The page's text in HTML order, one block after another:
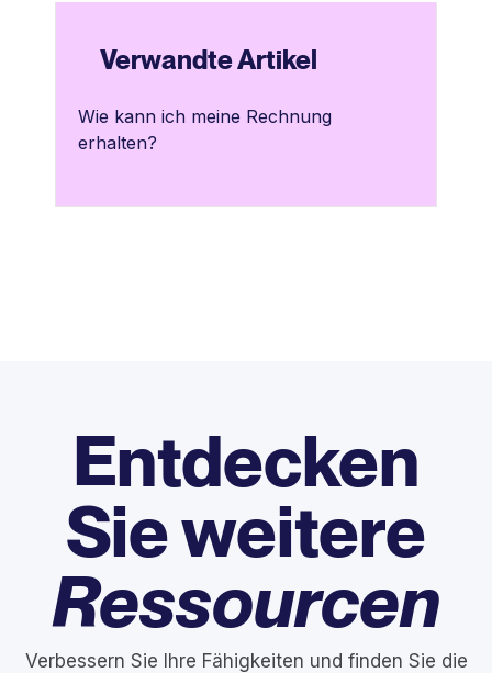
Verwandte Artikel
Wie kann ich meine Rechnung
erhalten?
Entdecken
Sie weitere
Ressourcen
Verbessern Sie Ihre Fähigkeiten und finden Sie die